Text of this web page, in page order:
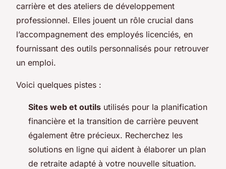
carrière et des ateliers de développement
professionnel. Elles jouent un rôle crucial dans
l’accompagnement des employés licenciés, en
fournissant des outils personnalisés pour retrouver
un emploi.
Voici quelques pistes :
Sites web et outils utilisés pour la planification
financière et la transition de carrière peuvent
également être précieux. Recherchez les
solutions en ligne qui aident à élaborer un plan
de retraite adapté à votre nouvelle situation.